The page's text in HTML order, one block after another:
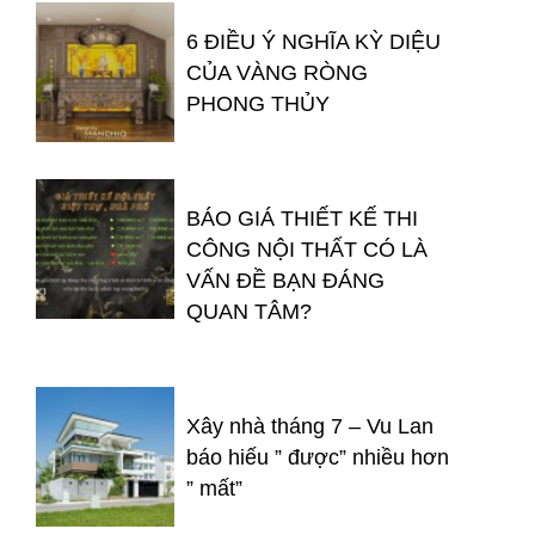
6 ĐIỀU Ý NGHĨA KỲ DIỆU
CỦA VÀNG RÒNG
PHONG THỦY
BÁO GIÁ THIẾT KẾ THI
CÔNG NỘI THẤT CÓ LÀ
VẤN ĐỀ BẠN ĐÁNG
QUAN TÂM?
Xây nhà tháng 7 – Vu Lan
báo hiếu ” được” nhiều hơn
” mất”